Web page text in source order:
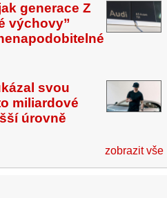
generace Z
výchovy”
svou
miliardové
úrovně
zobrazit vše